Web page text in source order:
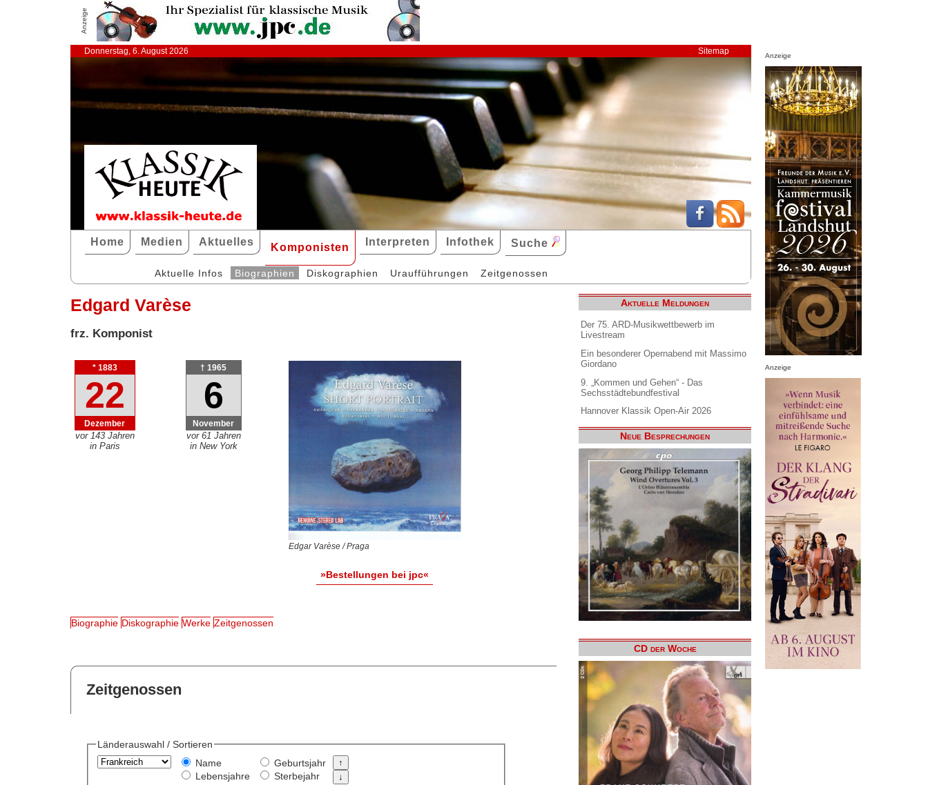
Anzeige
Donnerstag, 6. August 2026 Sitemap
Home Medien Aktuelles Komponisten Interpreten Infothek Suche
Aktuelle Infos Biographien Diskographien Uraufführungen Zeitgenossen
Edgard Varèse
frz. Komponist
* 1883
22
Dezember
vor 143 Jahren
in Paris
† 1965
6
November
vor 61 Jahren
in New York
Edgar Varèse / Praga
»Bestellungen bei jpc«
Biographie Diskographie Werke Zeitgenossen
Zeitgenossen
Länderauswahl / Sortieren
Name
Lebensjahre
Geburtsjahr
Sterbejahr
Aktuelle Meldungen
Der 75. ARD-Musikwettbewerb im
Livestream
Ein besonderer Opernabend mit Massimo
Giordano
9. „Kommen und Gehen“ - Das
Sechsstädtebundfestival
Hannover Klassik Open-Air 2026
Neue Besprechungen
CD der Woche
Anzeige
Anzeige